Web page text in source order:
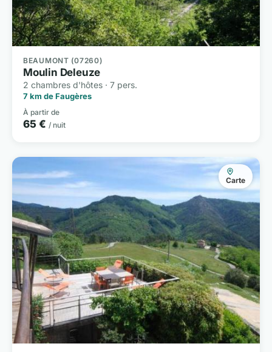
BEAUMONT (07260)
Moulin Deleuze
2 chambres d'hôtes · 7 pers.
7 km de Faugères
À partir de
65 € / nuit
Carte